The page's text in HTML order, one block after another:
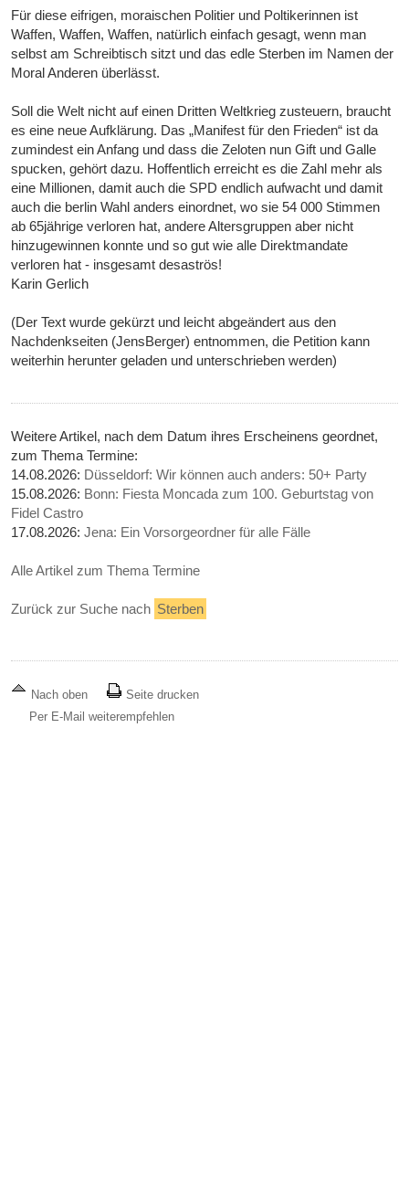
Für diese eifrigen, moraischen Politier und Poltikerinnen ist
Waffen, Waffen, Waffen, natürlich einfach gesagt, wenn man
selbst am Schreibtisch sitzt und das edle Sterben im Namen der
Moral Anderen überlässt.
Soll die Welt nicht auf einen Dritten Weltkrieg zusteuern, braucht
es eine neue Aufklärung. Das „Manifest für den Frieden“ ist da
zumindest ein Anfang und dass die Zeloten nun Gift und Galle
spucken, gehört dazu. Hoffentlich erreicht es die Zahl mehr als
eine Millionen, damit auch die SPD endlich aufwacht und damit
auch die berlin Wahl anders einordnet, wo sie 54 000 Stimmen
ab 65jährige verloren hat, andere Altersgruppen aber nicht
hinzugewinnen konnte und so gut wie alle Direktmandate
verloren hat - insgesamt desaströs!
Karin Gerlich
(Der Text wurde gekürzt und leicht abgeändert aus den
Nachdenkseiten (JensBerger) entnommen, die Petition kann
weiterhin herunter geladen und unterschrieben werden)
Weitere Artikel, nach dem Datum ihres Erscheinens geordnet,
zum Thema Termine:
14.08.2026: Düsseldorf: Wir können auch anders: 50+ Party
15.08.2026: Bonn: Fiesta Moncada zum 100. Geburtstag von
Fidel Castro
17.08.2026:Jena: Ein Vorsorgeordner für alle Fälle
Alle Artikel zum Thema Termine
Zurück zur Suche nach Sterben
Nach oben
Seite drucken
Per E-Mail weiterempfehlen